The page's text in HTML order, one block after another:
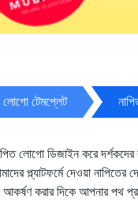
লোগো টেমপ্লেট
লোগো ডিজাইন করে দর্শকদের
প্ল্যাটফর্মে দেওয়া নাপিতের
আকর্ষণ করার দিকে আপনার পথ